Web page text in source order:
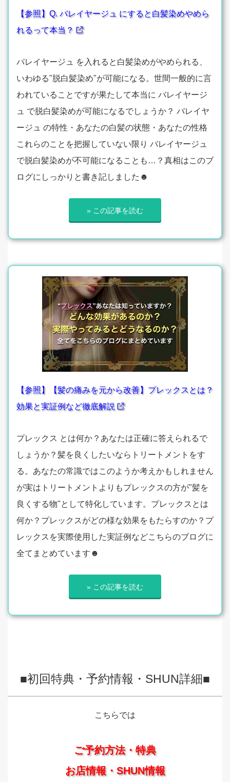
【参照】Q. バレイヤージュ にすると白髪染めやめら
れるって本当？
バレイヤージュ を入れると白髪染めがやめられる、
いわゆる"脱白髪染め"が可能になる。世間一般的に言
われていることですが果たして本当に バレイヤージ
ュ で脱白髪染めが可能になるでしょうか？ バレイヤ
ージュ の特性・あなたの白髪の状態・あなたの性格
これらのことを把握していない限り バレイヤージュ
で脱白髪染めが不可能になることも…？真相はこのブ
ログにしっかりと書き記しました☻
» この記事を読む
【参照】【髪の痛みを元から改善】プレックスとは？
効果と実証例など徹底解説
プレックス とは何か？あなたは正確に答えられるで
しょうか？髪を良くしたいならトリートメントをす
る。あなたの常識ではこのようか考えかもしれません
が実はトリートメントよりもプレックスの方が"髪を
良くする物"として特化しています。プレックスとは
何か？プレックスがどの様な効果をもたらすのか？プ
レックスを実際使用した実証例などこちらのブログに
全てまとめています☻
» この記事を読む
■初回特典・予約情報・SHUN詳細■
こちらでは
ご予約方法・特典
お店情報・SHUN情報